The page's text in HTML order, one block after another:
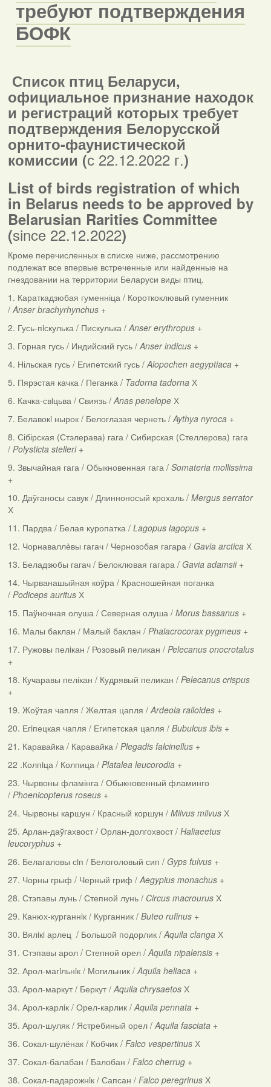
требуют подтверждения
БОФК
Список птиц Беларуси,
официальное признание находок
и регистраций которых требует
подтверждения Белорусской
орнито-фаунистической
комиссии (с 22.12.2022 г.)
List of birds registration of which
in Belarusneeds to be approved by
Belarusian Rarities Committee
(since 22.12.2022)
Кроме перечисленных в списке ниже, рассмотрению
подлежат все впервые встреченные или найденные на
гнездовании на территории Беларуси виды птиц.
1. Караткадзюбая гуменніца / Короткоклювый гуменник
/Anser brachyrhynchus +
2. Гусь-пiскулька / Пискулька /Anser erythropus+
3. Горная гусь / Индийский гусь /Anser indicus+
4. Нільская гусь / Египетский гусь /Alopochen aegyptiaca+
5. Пярэстая качка / Пеганка / Tadorna tadornaХ
6. Качка-свiцьва / Свиязь /Anas penelopeХ
7. Белавокi нырок / Белоглазая чернеть /Aythya nyroca+
8. Сібірская (Стэлерава) гага / Сибирская (Стеллерова) гага
/ Polysticta stelleri+
9. Звычайная гага / Обыкновенная гага / Somateria mollissima
+
10. Даўганосы савук / Длинноносый крохаль / Mergus serrator
Х
11. Пардва / Белая куропатка / Lagopus lagopus+
12. Чорнаваллѐвы гагач / Чернозобая гагара / Gavia arcticaХ
13. Беладзюбы гагач / Белоклювая гагара / Gavia adamsii+
14. Чырванашыйная коўра / Красношейная поганка
/ Podiceps auritusХ
15. Паўночная олуша / Северная олуша / Morus bassanus+
16. Малы баклан / Малый баклан / Phalacrocorax pygmeus+
17. Ружовы пелiкан / Розовый пеликан / Pelecanus onocrotalus
+
18. Кучаравы пелікан / Кудрявый пеликан / Pelecanus crispus
+
19. Жоўтая чапля / Желтая цапля /Ardeola ralloides+
20. Егiпецкая чапля / Египетская цапля / Bubulcus ibis+
21. Каравайка / Каравайка / Plegadis falcinellus+
22 .Колпiца / Колпица / Platalea leucorodia+
23. Чырвоны фламінга / Обыкновенный фламинго
/ Phoenicopterus roseus+
24. Чырвоны каршун / Красный коршун / Milvus milvusХ
25. Арлан-даўгахвост / Орлан-долгохвост / Haliaeetus
leucoryphus+
26. Белагаловы сiп / Белоголовый сип / Gyps fulvus+
27. Чорны грыф / Черный гриф /Aegypius monachus+
28. Стэпавы лунь / Степной лунь / Circus macrourusХ
29. Канюх-курганнiк / Курганник / Buteo rufinus+
30. Вялiкi арлец / Большой подорлик /Aquila clangaХ
31. Стэпавы арол / Степной орел /Aquila nipalensis+
32. Арол-магiльнiк / Могильник /Aquila heliaca+
33. Арол-маркут / Беркут /Aquila chrysaetosХ
34. Арол-карлiк / Орел-карлик /Aquila pennata+
35. Арол-шуляк / Ястребиный орел /Aquila fasciata+
36. Сокал-шулёнак / Кобчик / Falco vespertinusХ
37. Сокал-балабан / Балобан / Falco cherrug+
38. Сокал-падарожнiк / Сапсан / Falco peregrinusХ